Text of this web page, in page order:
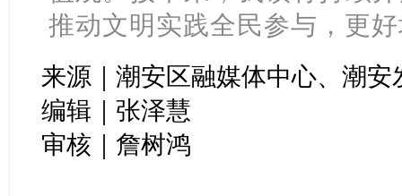
推动文明实践全民参与，更
来源｜潮安区融媒体中心、潮安
编辑｜张泽慧
审核｜詹树鸿